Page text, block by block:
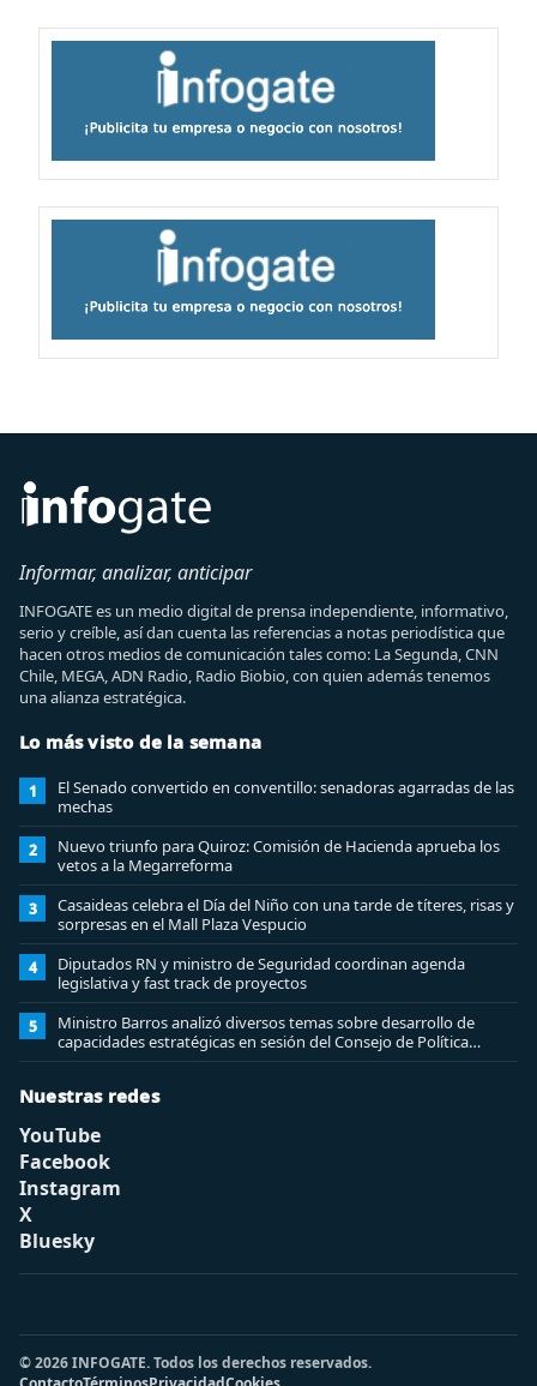
Informar, analizar, anticipar
INFOGATE es un medio digital de prensa independiente, informativo,
serio y creíble, así dan cuenta las referencias a notas periodística que
hacen otros medios de comunicación tales como: La Segunda, CNN
Chile, MEGA, ADN Radio, Radio Biobio, con quien además tenemos
una alianza estratégica.
Lo más visto de la semana
1
El Senado convertido en conventillo: senadoras agarradas de las
mechas
2
Nuevo triunfo para Quiroz: Comisión de Hacienda aprueba los
vetos a la Megarreforma
3
Casaideas celebra el Día del Niño con una tarde de títeres, risas y
sorpresas en el Mall Plaza Vespucio
4
Diputados RN y ministro de Seguridad coordinan agenda
legislativa y fast track de proyectos
5
Ministro Barros analizó diversos temas sobre desarrollo de
capacidades estratégicas en sesión del Consejo de Política
Espacial
Nuestras redes
YouTube
Facebook
Instagram
X
Bluesky
© 2026 INFOGATE. Todos los derechos reservados.